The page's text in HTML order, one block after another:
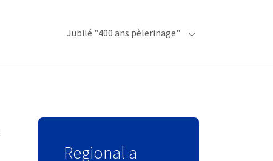
Jubilé "400 ans pèlerinage" Submenu for
Regional a